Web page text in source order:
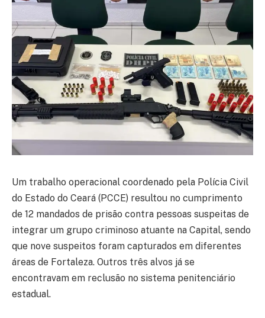
Um trabalho operacional coordenado pela Polícia Civil
do Estado do Ceará (PCCE) resultou no cumprimento
de 12 mandados de prisão contra pessoas suspeitas de
integrar um grupo criminoso atuante na Capital, sendo
que nove suspeitos foram capturados em diferentes
áreas de Fortaleza. Outros três alvos já se
encontravam em reclusão no sistema penitenciário
estadual.